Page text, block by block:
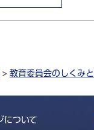
> 教育委員会のしくみ
について